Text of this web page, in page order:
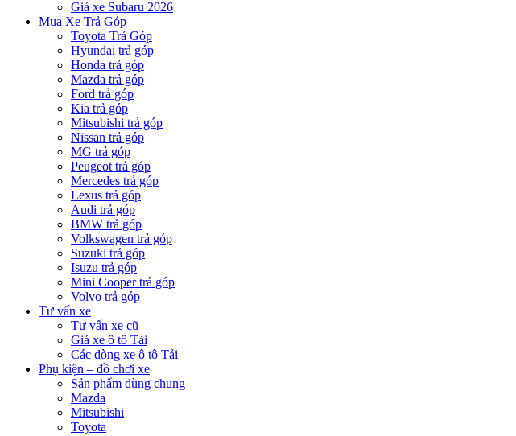
Giá xe Subaru 2026
Mua Xe Trả Góp
Toyota Trả Góp
Hyundai trả góp
Honda trả góp
Mazda trả góp
Ford trả góp
Kia trả góp
Mitsubishi trả góp
Nissan trả góp
MG trả góp
Peugeot trả góp
Mercedes trả góp
Lexus trả góp
Audi trả góp
BMW trả góp
Volkswagen trả góp
Suzuki trả góp
Isuzu trả góp
Mini Cooper trả góp
Volvo trả góp
Tư vấn xe
Tư vấn xe cũ
Giá xe ô tô Tải
Các dòng xe ô tô Tải
Phụ kiện – đồ chơi xe
Sản phẩm dùng chung
Mazda
Mitsubishi
Toyota